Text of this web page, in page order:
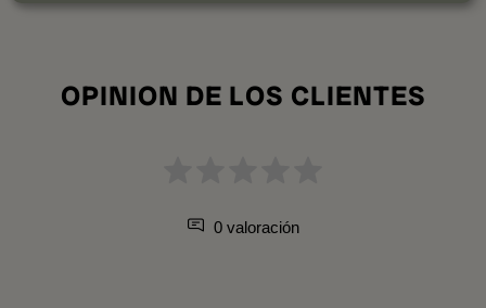
OPINION DE LOS CLIENTES
0 valoración